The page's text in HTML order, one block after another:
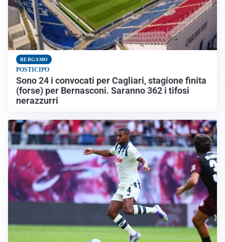
BERGAMO
POSTICIPO
Sono 24 i convocati per Cagliari, stagione finita
(forse) per Bernasconi. Saranno 362 i tifosi
nerazzurri